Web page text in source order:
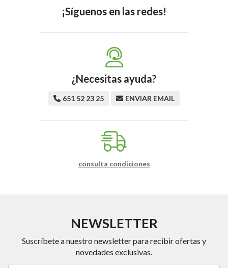
¡Síguenos en las redes!
¿Necesitas ayuda?
651 52 23 25 ENVIAR EMAIL
consulta condiciones
NEWSLETTER
Suscríbete a nuestro newsletter para recibir ofertas y
novedades exclusivas.